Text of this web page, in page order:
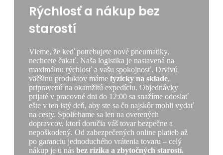
Rýchlosť a nákup bez
starostí
Vieme, že keď potrebujete nové pneumatiky,
nechcete čakať. Naša logistika je nastavená na
maximálnu rýchlosť a vašu spokojnosť. Drvivú
väčšinu produktov máme fyzicky na sklade,
pripravenú na okamžitú expedíciu. Objednávky
prijaté v pracovné dni do 12:00 sa snažíme odoslať
ešte v ten istý deň, aby ste sa čo najskôr mohli vydať
na cesty. Spoliehame sa len na overených
dopravcov, ktorí doručia váš tovar bezpečne a
nepoškodený. Od zabezpečených online platieb až
po garanciu jednoduchého vrátenia tovaru – celý
nákup je u nás bez rizika a zbytočných starostí.